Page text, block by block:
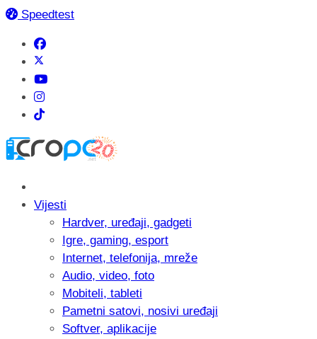
Speedtest
Vijesti
Hardver, uređaji, gadgeti
Igre, gaming, esport
Internet, telefonija, mreže
Audio, video, foto
Mobiteli, tableti
Pametni satovi, nosivi uređaji
Softver, aplikacije